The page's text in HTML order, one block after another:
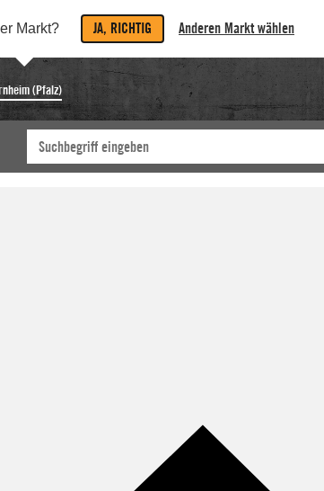
Markt? JA, RICHTIG Anderen Markt wählen
(Pfalz)